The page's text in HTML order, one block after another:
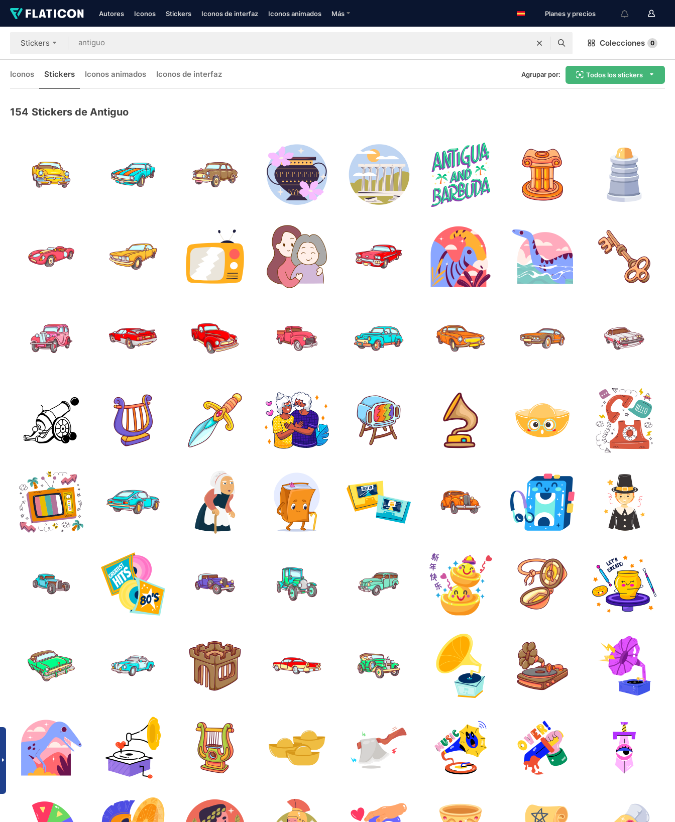
Autores Iconos Stickers Iconos de interfaz Iconos animados Más Planes y precios
Stickers Colecciones 0
Iconos Stickers Iconos animados Iconos de interfaz Agrupar por: Todos los stickers
154 Stickers de Antiguo